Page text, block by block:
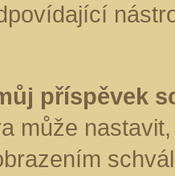
příspěvek
může